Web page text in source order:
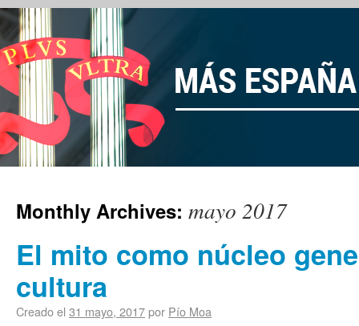
Monthly Archives: mayo 2017
El mito como núcleo
cultura
Creado el 31 mayo, 2017por Pío Moa